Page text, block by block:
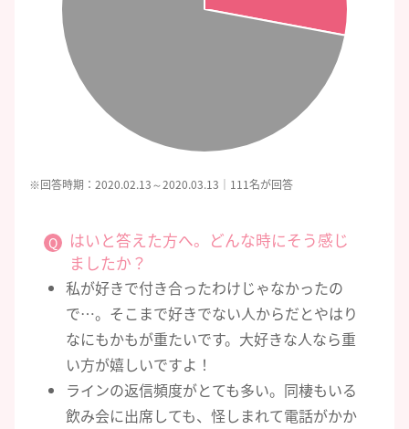
※回答時期：2020.02.13～2020.03.13｜111名が回答
はいと答えた方へ。どんな時にそう感じ
ましたか？
私が好きで付き合ったわけじゃなかったの
で…。そこまで好きでない人からだとやはり
なにもかもが重たいです。大好きな人なら重
い方が嬉しいですよ！
ラインの返信頻度がとても多い。同棲もいる
飲み会に出席しても、怪しまれて電話がかか